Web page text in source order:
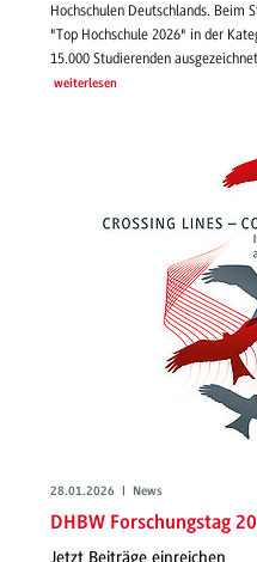
Hochschulen Deutschlands. Beim
"Top Hochschule 2026" in der
15.000 Studierenden
weiterlesen
28.01.2026 | News
DHBW Forschungstag